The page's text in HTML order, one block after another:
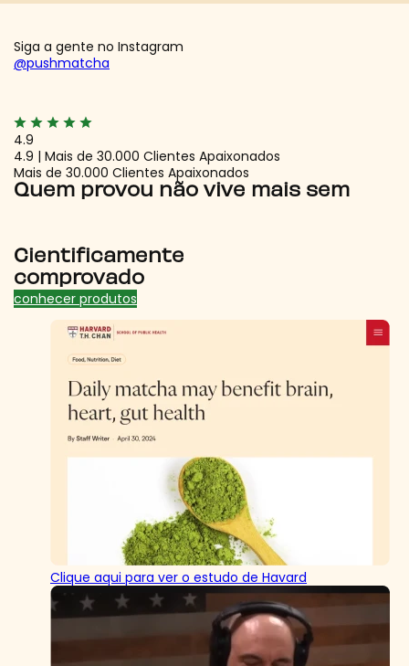
Siga a gente no Instagram
@pushmatcha
4.9
4.9 | Mais de 30.000 Clientes Apaixonados
Mais de 30.000 Clientes Apaixonados
Quem provou não vive mais sem
Cientificamente
comprovado
conhecer produtos
Clique aqui para ver o estudo de Havard